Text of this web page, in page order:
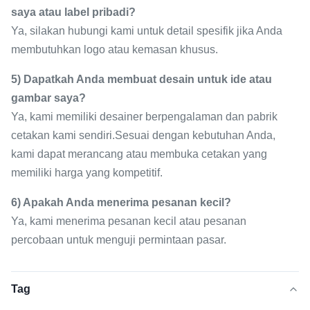
saya atau label pribadi?
Ya, silakan hubungi kami untuk detail spesifik jika Anda
membutuhkan logo atau kemasan khusus.
5) Dapatkah Anda membuat desain untuk ide atau
gambar saya?
Ya, kami memiliki desainer berpengalaman dan pabrik
cetakan kami sendiri.Sesuai dengan kebutuhan Anda,
kami dapat merancang atau membuka cetakan yang
memiliki harga yang kompetitif.
6) Apakah Anda menerima pesanan kecil?
Ya, kami menerima pesanan kecil atau pesanan
percobaan untuk menguji permintaan pasar.
Tag